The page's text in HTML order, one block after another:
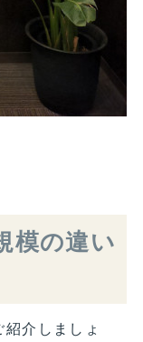
模の違い
介しましょ